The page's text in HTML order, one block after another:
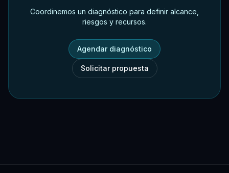
Coordinemos un diagnóstico para definir alcance,
riesgos y recursos.
Agendar diagnóstico
Solicitar propuesta